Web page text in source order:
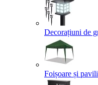
Decorațiuni de
Foișoare și